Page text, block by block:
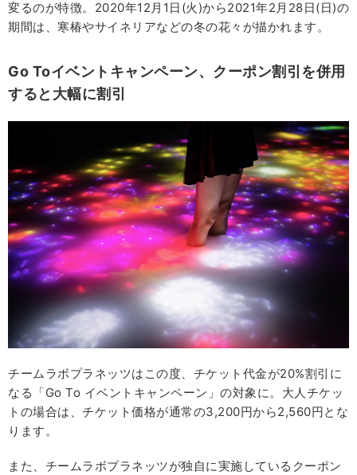
変るのが特徴。2020年12月1日(火)から2021年2月28日(日)の
期間は、寒椿やサイネリアなどの冬の花々が描かれます。
Go Toイベントキャンペーン、クーポン割引を併用
すると大幅に割引
チームラボプラネッツはこの度、チケット代金が20%割引に
なる「Go To イベントキャンペーン」の対象に。大人チケッ
トの場合は、チケット価格が通常の3,200円から2,560円とな
ります。
また、チームラボプラネッツが独自に実施しているクーポン